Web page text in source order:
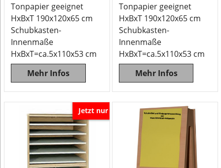
Tonpapier geeignet
HxBxT 190x120x65 cm
Schubkasten-
Innenmaße
HxBxT=ca.5x110x53 cm
Mehr Infos
Tonpapier geeignet
HxBxT 190x120x65 cm
Schubkasten-
Innenmaße
HxBxT=ca.5x110x53 cm
Mehr Infos
Jetzt nur